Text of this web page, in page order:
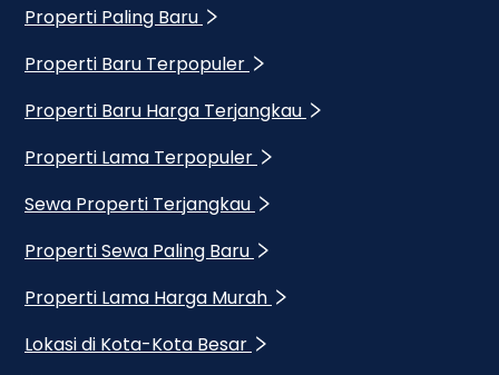
Properti Paling Baru
Properti Baru Terpopuler
Properti Baru Harga Terjangkau
Properti Lama Terpopuler
Sewa Properti Terjangkau
Properti Sewa Paling Baru
Properti Lama Harga Murah
Lokasi di Kota-Kota Besar